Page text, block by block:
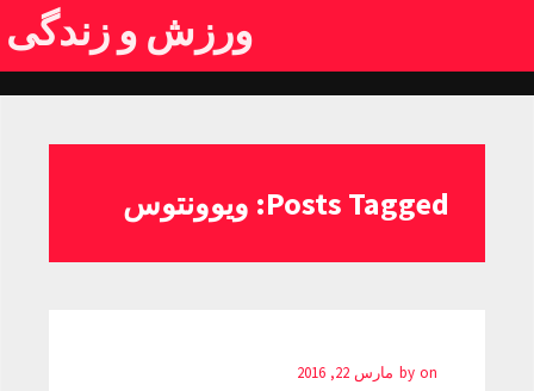
ورزش و زندگی
Posts Tagged: ویوونتوس
by on مارس 22, 2016